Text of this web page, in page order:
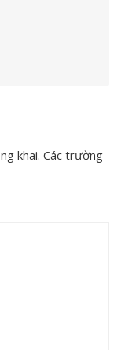
khai. Các trường